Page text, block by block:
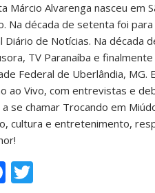
Márcio Alvarenga nasceu em
Na década de setenta foi
Diário de Notícias. Na década
TV Paranaíba e
Federal de Uberlândia, MG.
ao Vivo, com entrevistas e
se chamar Trocando em
cultura e entretenimento,
Facebook